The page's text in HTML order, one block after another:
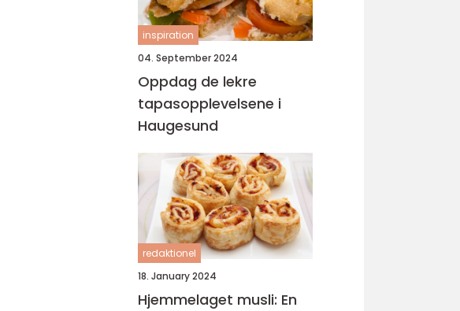
inspiration
04. September 2024
Oppdag de lekre
tapasopplevelsene i
Haugesund
redaktionel
18. January 2024
Hjemmelaget musli: En